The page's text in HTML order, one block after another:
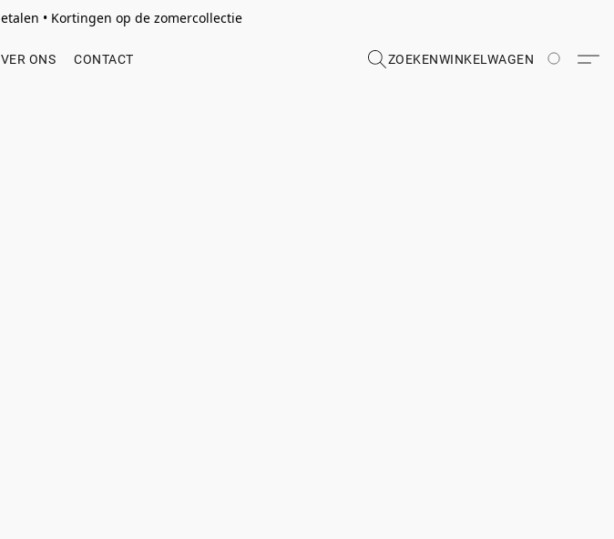
• Kortingen op de zomercollectie
ONS CONTACT ZOEKENWINKELWAGEN